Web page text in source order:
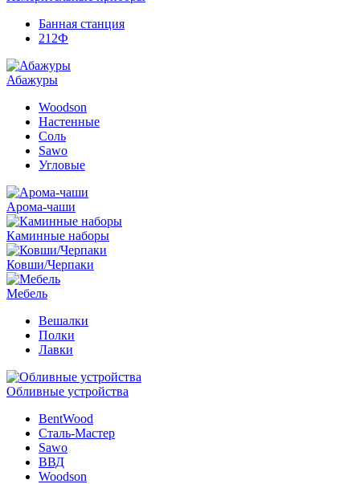
Банная станция
212Ф
Абажуры
Woodson
Настенные
Соль
Sawo
Угловые
Арома-чаши
Каминные наборы
Ковши/Черпаки
Мебель
Вешалки
Полки
Лавки
Обливные устройства
BentWood
Сталь-Мастер
Sawo
ВВД
Woodson